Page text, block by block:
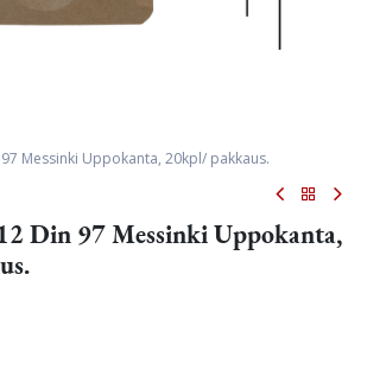
Messinki Uppokanta, 20kpl/ pakkaus.
Din 97 Messinki Uppokanta,